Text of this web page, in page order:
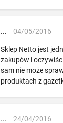
... 04/05/2016
Sklep Netto jest
zakupów i
sam nie może
produktach z
... 24/04/2016